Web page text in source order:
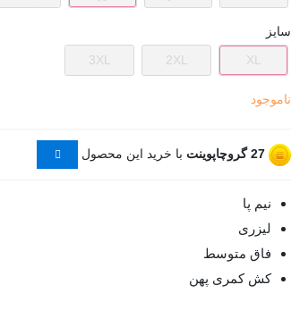
سایز
XL
2XL
3XL
ناموجود
27گروچاپوینت با خرید این محصول
نیم پا
لیزری
فاق متوسط
کش کمری پهن